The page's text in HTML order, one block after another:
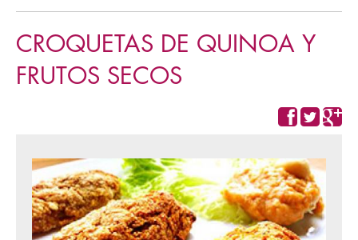
CROQUETAS DE QUINOA Y
FRUTOS SECOS